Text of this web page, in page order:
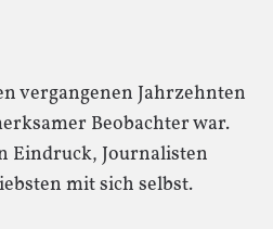
vergangenen Jahrzehnten
Beobachter war.
Eindruck, Journalisten
mit sich selbst.